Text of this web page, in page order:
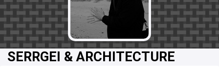
SERRGEI & ARCHITECTURE